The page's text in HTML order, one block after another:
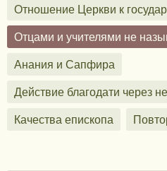
Отношение Церкви к
Отцами и учителями не
Анания и Сапфира
Действие благодати через
Качества епископа